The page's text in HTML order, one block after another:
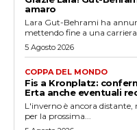
amaro
Lara Gut-Behrami ha
mettendo fine a una
5 Agosto 2026
COPPA DEL MONDO
Fis a Kronplatz:
Erta anche eventuali
L'inverno è ancora
per la prossima...